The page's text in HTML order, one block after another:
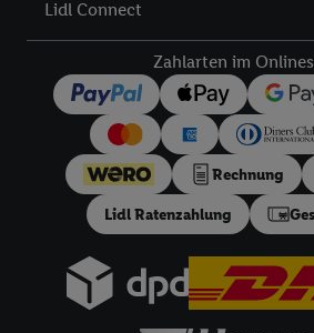
Lidl Connect
Zahlarten im
Rechnung
Lidl Ratenzahlung
Ihnen personalisierte Werbung
uns und einem der anderen oben
in einen Hashwert umgewandelte E-
gemeinsamer Verantwortlichkeit
Zudem erlauben Sie uns, der Utiq SA/NV
Ihrem Telekommunikationsnetzbetreiber,
in den Lidl-Diensten einzusetzen. Utiq
Ihrer IP-Adresse, ob die Technologie für
Wenn das der Fall ist, gibt Utiq Ihre IP-
Netzbetreiber weiter, der anhand der IP-